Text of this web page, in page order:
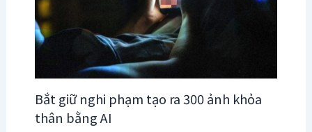
Bắt giữ nghi phạm tạo ra 300 ảnh khỏa
thân bằng AI